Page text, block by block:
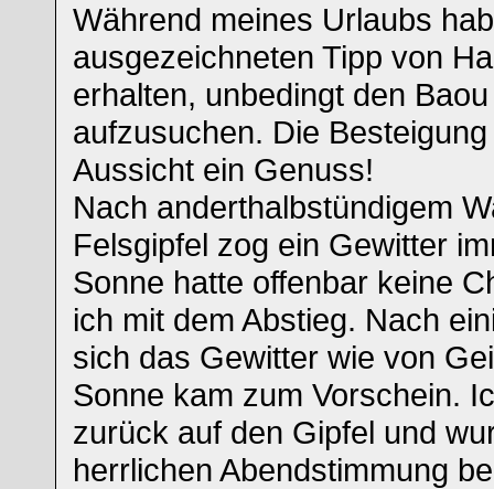
Während meines Urlaubs
ausgezeichneten Tipp von
erhalten, unbedingt den
aufzusuchen. Die
Aussicht ein Genuss!
Nach anderthalbstündigem
Felsgipfel zog ein Gewitter
Sonne hatte offenbar keine
ich mit dem Abstieg. Nach
sich das Gewitter wie von
Sonne kam zum Vorschein.
zurück auf den Gipfel und
herrlichen Abendstimmung